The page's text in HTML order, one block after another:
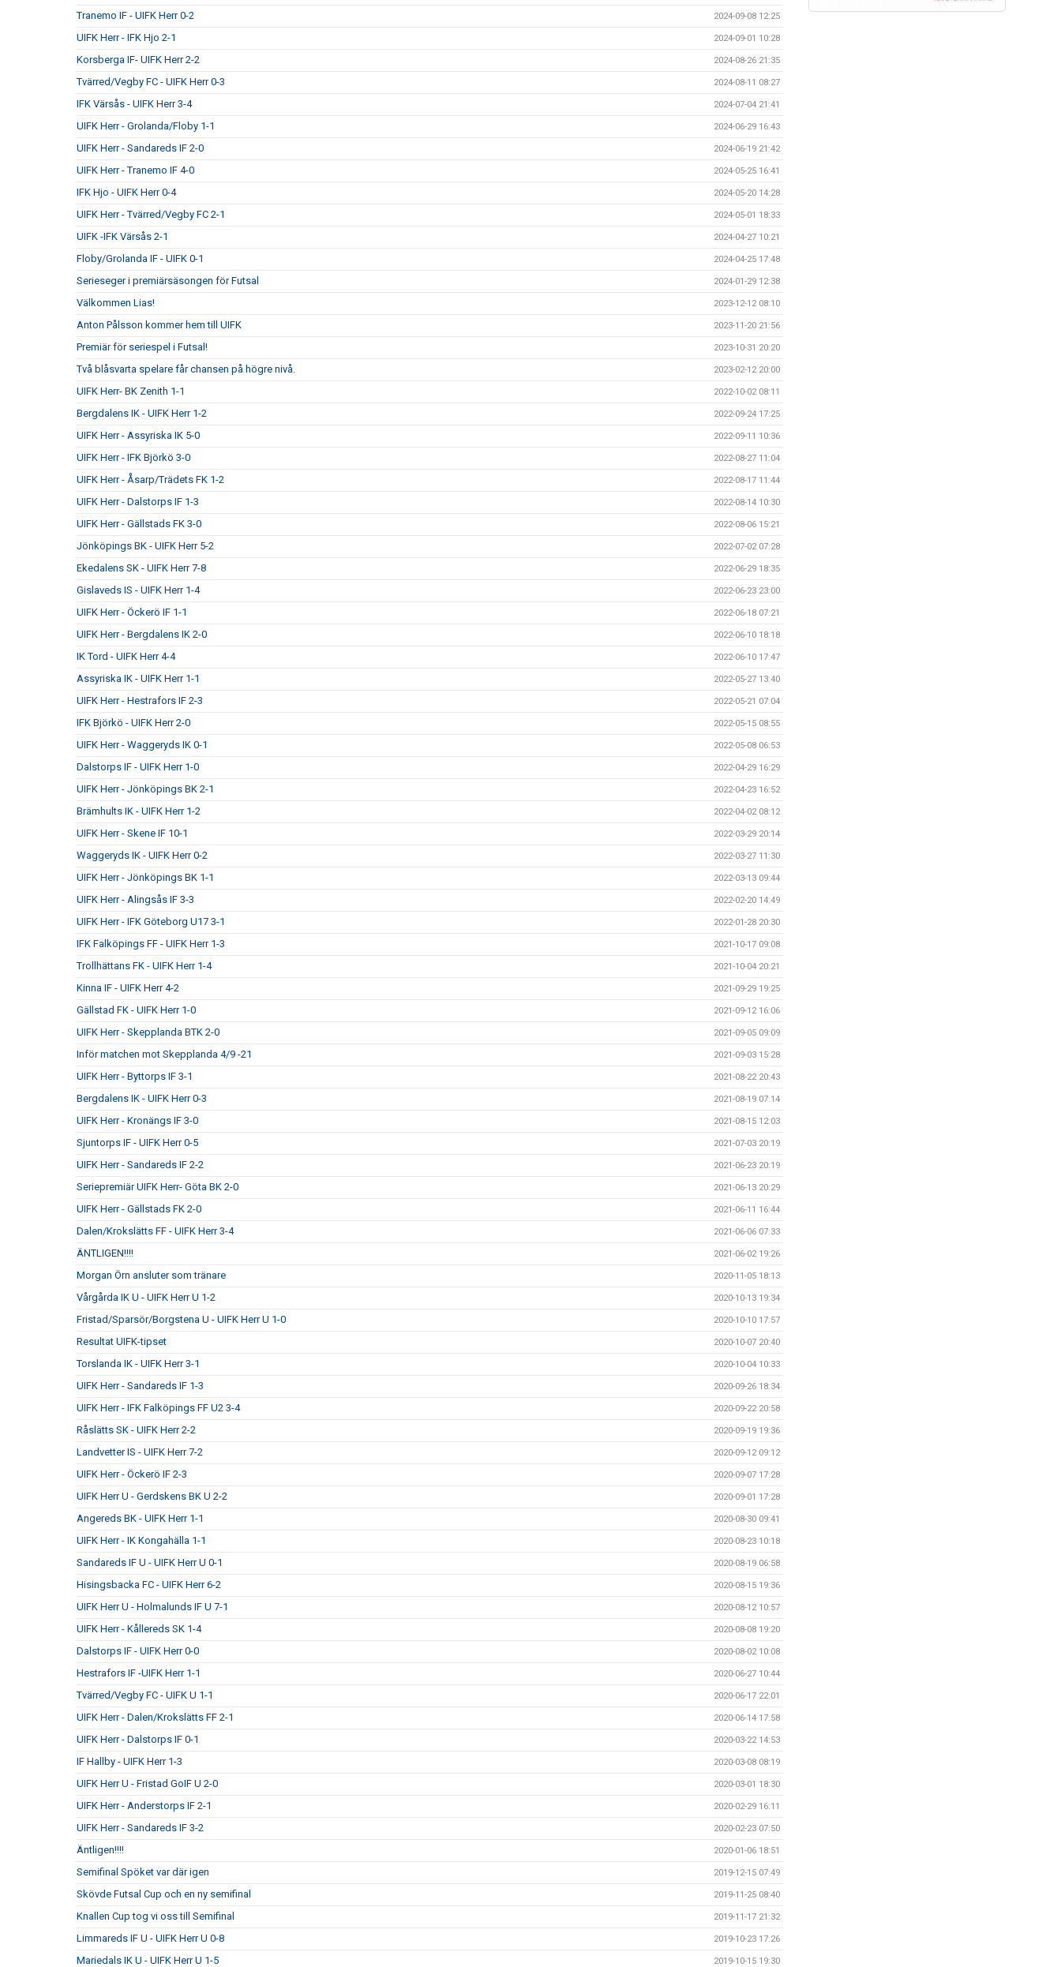
Tranemo IF - UIFK Herr 0-2 2024-09-08 12:25
UIFK Herr - IFK Hjo 2-1 2024-09-01 10:28
Korsberga IF- UIFK Herr 2-2 2024-08-26 21:35
Tvärred/Vegby FC - UIFK Herr 0-3 2024-08-11 08:27
IFK Värsås - UIFK Herr 3-4 2024-07-04 21:41
UIFK Herr - Grolanda/Floby 1-1 2024-06-29 16:43
UIFK Herr - Sandareds IF 2-0 2024-06-19 21:42
UIFK Herr - Tranemo IF 4-0 2024-05-25 16:41
IFK Hjo - UIFK Herr 0-4 2024-05-20 14:28
UIFK Herr - Tvärred/Vegby FC 2-1 2024-05-01 18:33
UIFK -IFK Värsås 2-1 2024-04-27 10:21
Floby/Grolanda IF - UIFK 0-1 2024-04-25 17:48
Serieseger i premiärsäsongen för Futsal 2024-01-29 12:38
Välkommen Lias! 2023-12-12 08:10
Anton Pålsson kommer hem till UIFK 2023-11-20 21:56
Premiär för seriespel i Futsal! 2023-10-31 20:20
Två blåsvarta spelare får chansen på högre nivå. 2023-02-12 20:00
UIFK Herr- BK Zenith 1-1 2022-10-02 08:11
Bergdalens IK - UIFK Herr 1-2 2022-09-24 17:25
UIFK Herr - Assyriska IK 5-0 2022-09-11 10:36
UIFK Herr - IFK Björkö 3-0 2022-08-27 11:04
UIFK Herr - Åsarp/Trädets FK 1-2 2022-08-17 11:44
UIFK Herr - Dalstorps IF 1-3 2022-08-14 10:30
UIFK Herr - Gällstads FK 3-0 2022-08-06 15:21
Jönköpings BK - UIFK Herr 5-2 2022-07-02 07:28
Ekedalens SK - UIFK Herr 7-8 2022-06-29 18:35
Gislaveds IS - UIFK Herr 1-4 2022-06-23 23:00
UIFK Herr - Öckerö IF 1-1 2022-06-18 07:21
UIFK Herr - Bergdalens IK 2-0 2022-06-10 18:18
IK Tord - UIFK Herr 4-4 2022-06-10 17:47
Assyriska IK - UIFK Herr 1-1 2022-05-27 13:40
UIFK Herr - Hestrafors IF 2-3 2022-05-21 07:04
IFK Björkö - UIFK Herr 2-0 2022-05-15 08:55
UIFK Herr - Waggeryds IK 0-1 2022-05-08 06:53
Dalstorps IF - UIFK Herr 1-0 2022-04-29 16:29
UIFK Herr - Jönköpings BK 2-1 2022-04-23 16:52
Brämhults IK - UIFK Herr 1-2 2022-04-02 08:12
UIFK Herr - Skene IF 10-1 2022-03-29 20:14
Waggeryds IK - UIFK Herr 0-2 2022-03-27 11:30
UIFK Herr - Jönköpings BK 1-1 2022-03-13 09:44
UIFK Herr - Alingsås IF 3-3 2022-02-20 14:49
UIFK Herr - IFK Göteborg U17 3-1 2022-01-28 20:30
IFK Falköpings FF - UIFK Herr 1-3 2021-10-17 09:08
Trollhättans FK - UIFK Herr 1-4 2021-10-04 20:21
Kinna IF - UIFK Herr 4-2 2021-09-29 19:25
Gällstad FK - UIFK Herr 1-0 2021-09-12 16:06
UIFK Herr - Skepplanda BTK 2-0 2021-09-05 09:09
Inför matchen mot Skepplanda 4/9 -21 2021-09-03 15:28
UIFK Herr - Byttorps IF 3-1 2021-08-22 20:43
Bergdalens IK - UIFK Herr 0-3 2021-08-19 07:14
UIFK Herr - Kronängs IF 3-0 2021-08-15 12:03
Sjuntorps IF - UIFK Herr 0-5 2021-07-03 20:19
UIFK Herr - Sandareds IF 2-2 2021-06-23 20:19
Seriepremiär UIFK Herr- Göta BK 2-0 2021-06-13 20:29
UIFK Herr - Gällstads FK 2-0 2021-06-11 16:44
Dalen/Krokslätts FF - UIFK Herr 3-4 2021-06-06 07:33
ÄNTLIGEN!!!! 2021-06-02 19:26
Morgan Örn ansluter som tränare 2020-11-05 18:13
Vårgårda IK U - UIFK Herr U 1-2 2020-10-13 19:34
Fristad/Sparsör/Borgstena U - UIFK Herr U 1-0 2020-10-10 17:57
Resultat UIFK-tipset 2020-10-07 20:40
Torslanda IK - UIFK Herr 3-1 2020-10-04 10:33
UIFK Herr - Sandareds IF 1-3 2020-09-26 18:34
UIFK Herr - IFK Falköpings FF U2 3-4 2020-09-22 20:58
Råslätts SK - UIFK Herr 2-2 2020-09-19 19:36
Landvetter IS - UIFK Herr 7-2 2020-09-12 09:12
UIFK Herr - Öckerö IF 2-3 2020-09-07 17:28
UIFK Herr U - Gerdskens BK U 2-2 2020-09-01 17:28
Angereds BK - UIFK Herr 1-1 2020-08-30 09:41
UIFK Herr - IK Kongahälla 1-1 2020-08-23 10:18
Sandareds IF U - UIFK Herr U 0-1 2020-08-19 06:58
Hisingsbacka FC - UIFK Herr 6-2 2020-08-15 19:36
UIFK Herr U - Holmalunds IF U 7-1 2020-08-12 10:57
UIFK Herr - Kållereds SK 1-4 2020-08-08 19:20
Dalstorps IF - UIFK Herr 0-0 2020-08-02 10:08
Hestrafors IF -UIFK Herr 1-1 2020-06-27 10:44
Tvärred/Vegby FC - UIFK U 1-1 2020-06-17 22:01
UIFK Herr - Dalen/Krokslätts FF 2-1 2020-06-14 17:58
UIFK Herr - Dalstorps IF 0-1 2020-03-22 14:53
IF Hallby - UIFK Herr 1-3 2020-03-08 08:19
UIFK Herr U - Fristad GoIF U 2-0 2020-03-01 18:30
UIFK Herr - Anderstorps IF 2-1 2020-02-29 16:11
UIFK Herr - Sandareds IF 3-2 2020-02-23 07:50
Äntligen!!!! 2020-01-06 18:51
Semifinal Spöket var där igen 2019-12-15 07:49
Skövde Futsal Cup och en ny semifinal 2019-11-25 08:40
Knallen Cup tog vi oss till Semifinal 2019-11-17 21:32
Limmareds IF U - UIFK Herr U 0-8 2019-10-23 17:26
Mariedals IK U - UIFK Herr U 1-5 2019-10-15 19:30